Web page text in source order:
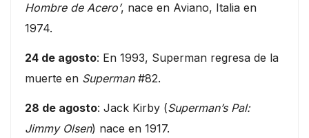
Hombre de Acero’, nace en Aviano, Italia en
1974.
24 de agosto: En 1993, Superman regresa de la
muerte en Superman#82.
28 de agosto: Jack Kirby (Superman’s Pal:
Jimmy Olsen) nace en 1917.